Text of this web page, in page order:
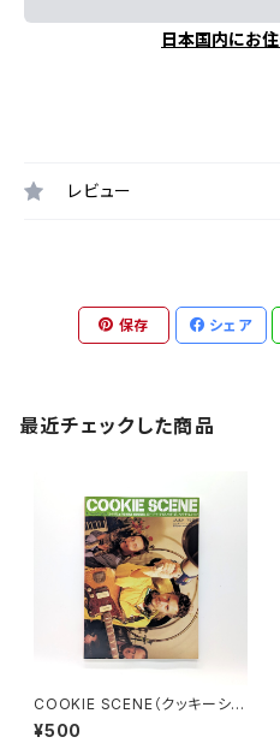
日本国内にお
レビュー
保存 シェア
最近チェックした商品
COOKIE SCENE（クッキーシー
ン）Vol.8 1999年7月
¥500